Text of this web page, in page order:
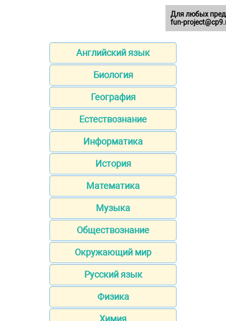
Английский язык
Биология
География
Естествознание
Информатика
История
Математика
Музыка
Обществознание
Окружающий мир
Русский язык
Физика
Для любых
fun-